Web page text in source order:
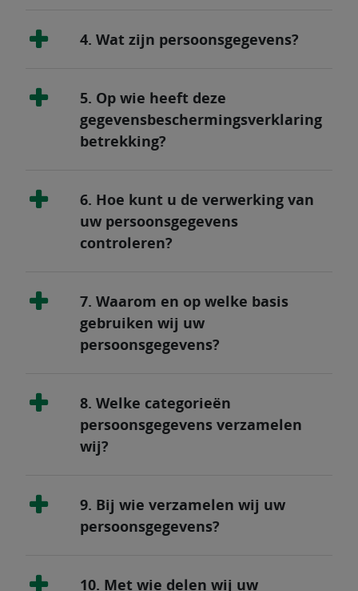
4. Wat zijn persoonsgegevens?
5. Op wie heeft deze
gegevensbeschermingsverklaring
betrekking?
6. Hoe kunt u de verwerking van
uw persoonsgegevens
controleren?
7. Waarom en op welke basis
gebruiken wij uw
persoonsgegevens?
8. Welke categorieën
persoonsgegevens verzamelen
wij?
9. Bij wie verzamelen wij uw
persoonsgegevens?
10. Met wie delen wij uw